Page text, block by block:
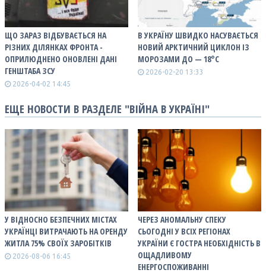
ЩО ЗАРАЗ ВІДБУВАЄТЬСЯ НА
РІЗНИХ ДІЛЯНКАХ ФРОНТА -
ОПРИЛЮДНЕНО ОНОВЛЕНІ ДАНІ
ГЕНШТАБА ЗСУ
2026-04-02 14:45
В УКРАЇНУ ШВИДКО НАСУВАЄТЬСЯ
НОВИЙ АРКТИЧНИЙ ЦИКЛОН ІЗ
МОРОЗАМИ ДО — 18°С
2026-02-20 13:33
ЕЩЕ НОВОСТИ В РАЗДЕЛЕ "ВІЙНА В УКРАЇНІ"
У ВІДНОСНО БЕЗПЕЧНИХ МІСТАХ
УКРАЇНЦІ ВИТРАЧАЮТЬ НА ОРЕНДУ
ЖИТЛА 75% СВОЇХ ЗАРОБІТКІВ
2026-08-06 16:45
ЧЕРЕЗ АНОМАЛЬНУ СПЕКУ
СЬОГОДНІ У ВСІХ РЕГІОНАХ
УКРАЇНИ Є ГОСТРА НЕОБХІДНІСТЬ В
ОЩАДЛИВОМУ
ЕНЕРГОСПОЖИВАННІ